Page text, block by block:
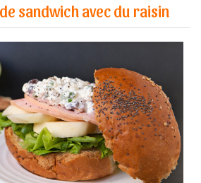
sandwich avec du raisin